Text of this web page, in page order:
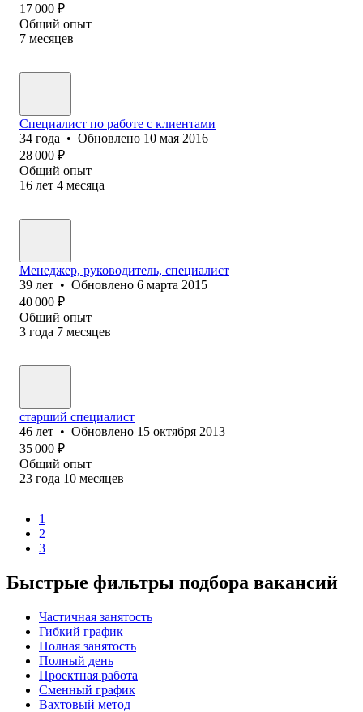
17 000 ₽
Общий опыт
7 месяцев
Специалист по работе с клиентами
34 года • Обновлено 10 мая 2016
28 000 ₽
Общий опыт
16 лет 4 месяца
Менеджер, руководитель, специалист
39 лет • Обновлено 6 марта 2015
40 000 ₽
Общий опыт
3 года 7 месяцев
старший специалист
46 лет • Обновлено 15 октября 2013
35 000 ₽
Общий опыт
23 года 10 месяцев
1
2
3
Быстрые фильтры подбора вакансий
Частичная занятость
Гибкий график
Полная занятость
Полный день
Проектная работа
Сменный график
Вахтовый метод